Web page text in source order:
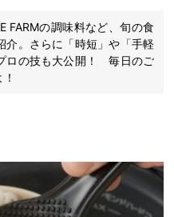
FARMの調味料など、旬の食
介。さらに「時短」や「手軽
ロの技も大公開！ 毎日のご